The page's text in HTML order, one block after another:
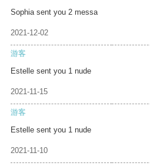
Sophia sent you 2 messa
2021-12-02
游客
Estelle sent you 1 nude
2021-11-15
游客
Estelle sent you 1 nude
2021-11-10